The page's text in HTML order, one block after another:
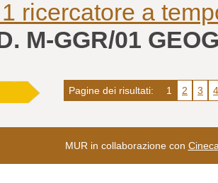
ricercatore a
M-GGR/01
Pagine dei risultati: 1 2 3 4
MUR in collaborazione con